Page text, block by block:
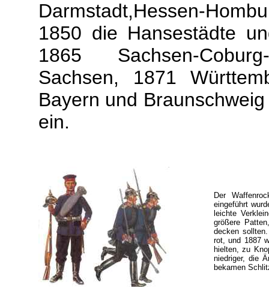
Darmstadt,Hessen-
1850 die Hansestädte
1865 Sachsen-
Sachsen, 1871
Bayern und
ein.
Der
eingeführt
leichte
größere
decken
rot, und 1887
hielten, zu
niedriger, die
bekamen